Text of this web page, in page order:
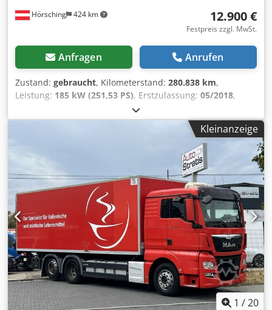
Hörsching 424 km 12.900 €
Festpreis zzgl. MwSt.
Anfragen Anrufen
Zustand: gebraucht, Kilometerstand: 280.838 km,
Leistung: 185 kW (251,53 PS), Erstzulassung: 05/2018,
, Leergewicht:
Ladegewicht:9.075 kg, Gesamtgewicht:15.990 kg, Achsen-
4.815 mm, Bremsen:
Schlafkabine, Getriebetyp:
mechanisch
, Federung: Blatt-Luft,
Anzahl der Sitzplätze:
, Gesamtlänge: 2.550 mm,
Gesamtbreite:3.800 mm, Gesamthöhe:9.120 mm,
Laderaumlänge:
7.200 mm , Anzahl der Betten:2,
Ausstattung:
ABS, Differentialsperre, Druckluftbremse,
Klimaanlage, LKW-Zulassung
, | Iveco Eurocargo 160 |
Motor hat Druck im Kurbelgehäuse!!!! | Ist aber fahrbereit
| Dhollandia Ladebordwand 1500 kg | Schaltgetriebe,
EURO6, Klima | Standheizung, el. Fenster | Manual
Getriebe | Ladelänge: 7,20 m | Radstand: 4815mm |
Irrtum, Eingabefehler und Vorverkauf vorbehalten.
Chjdpozrtx Iefx Adkja
Kleinanzeige
1 /20